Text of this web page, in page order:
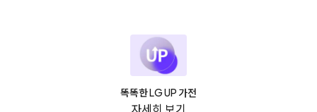
똑똑한 LG UP 가전